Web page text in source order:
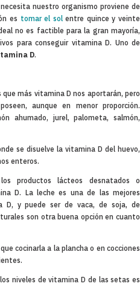
nuestro organismo proviene de
es tomar el solentre quince y veinte
no es factible para la gran mayoría,
para conseguir vitamina D. Uno de
D.
que más vitamina D nos aportarán, pero
aunque en menor proporción.
ahumado, jurel, palometa, salmón,
se disuelve la vitamina D del huevo,
enteros.
productos lácteos desnatados o
D. La leche es una de las mejores
D, y puede ser de vaca, de soja, de
son otra buena opción en cuanto
cocinarla a la plancha o en cocciones
niveles de vitamina D de las setas es